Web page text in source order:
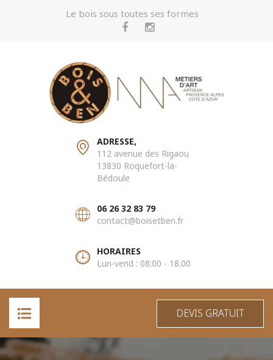
Le bois sous toutes ses formes
ADRESSE,
112 avenue des Rigaou
13830 Roquefort-la-
Bédoule
06 26 32 83 79
contact@boisetben.fr
HORAIRES
Lun-vend : 08:00 - 18.00
ACCUEIL
DEVIS GRATUIT